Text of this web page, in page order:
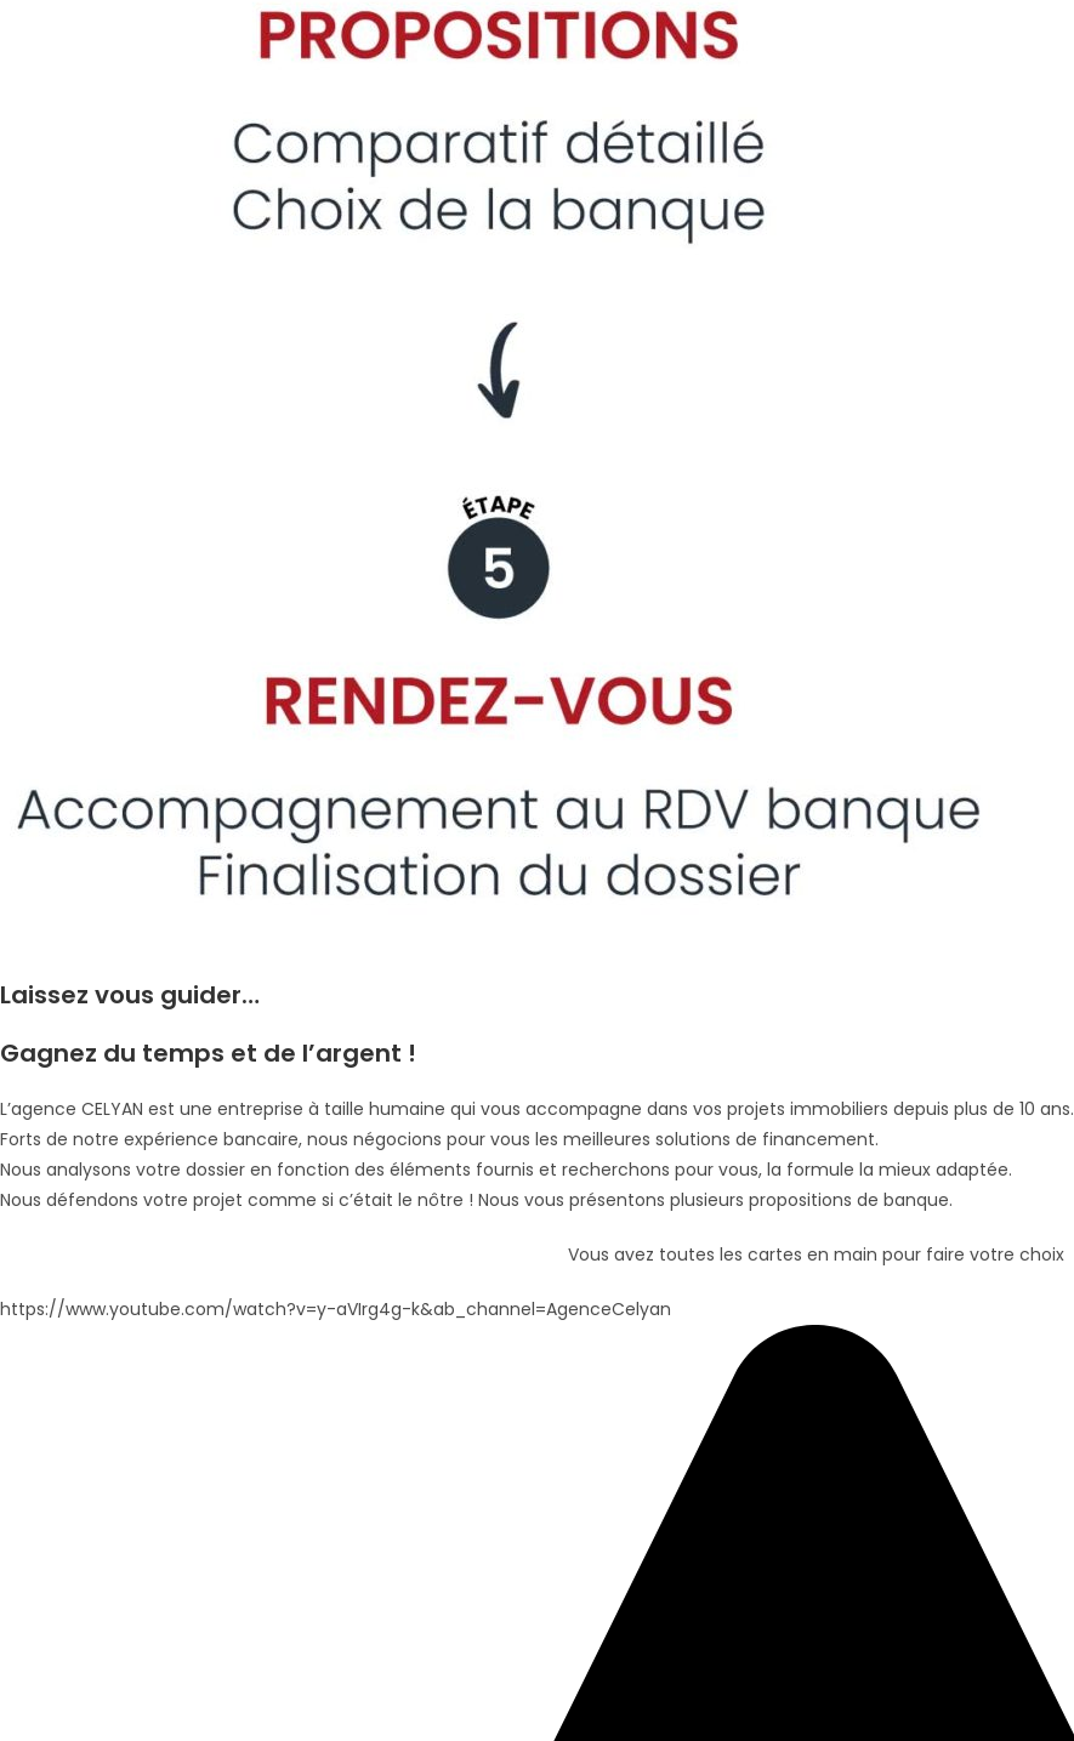
Laissez vous guider…
Gagnez du temps et de l’argent !
L’agence CELYAN est une entreprise à taille humaine qui vous accompagne dans vos projets immobiliers depuis plus de 10 ans.
Forts de notre expérience bancaire, nous négocions pour vous les meilleures solutions de financement.
Nous analysons votre dossier en fonction des éléments fournis et recherchons pour vous, la formule la mieux adaptée.
Nous défendons votre projet comme si c’était le nôtre ! Nous vous présentons plusieurs propositions de banque.
Vous avez toutes les cartes en main pour faire votre choix
https://www.youtube.com/watch?v=y-aVIrg4g-k&ab_channel=AgenceCelyan